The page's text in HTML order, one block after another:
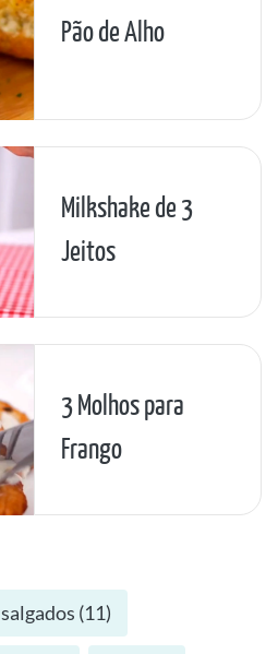
Pão de Alho
Milkshake de 3
Jeitos
3 Molhos para
Frango
salgados (11)